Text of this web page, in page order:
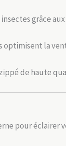
grâce aux
optimisent la
de haute
pour éclairer